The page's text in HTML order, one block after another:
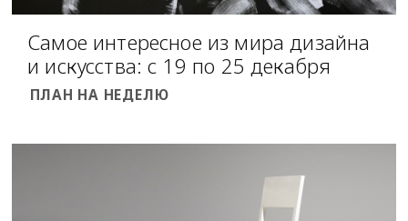
Самое интересное из мира дизайна
и искусства: с 19 по 25 декабря
ПЛАН НА НЕДЕЛЮ